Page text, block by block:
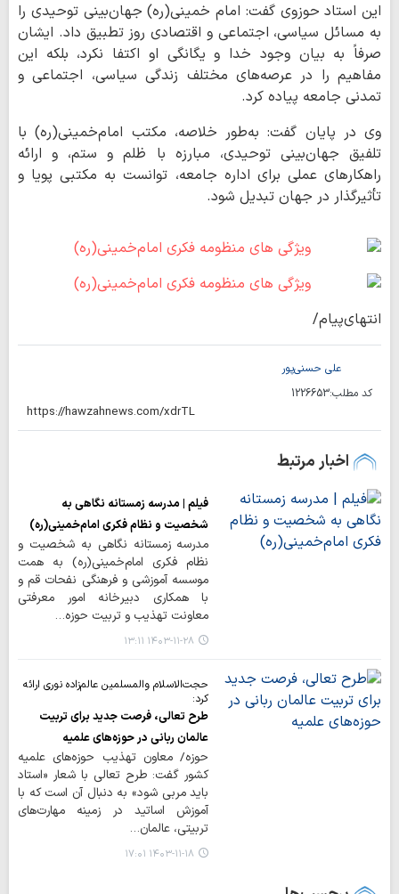
این استاد حوزوی گفت: امام خمینی(ره) جهان‌بینی توحیدی را
به مسائل سیاسی، اجتماعی و اقتصادی روز تطبیق داد. ایشان
صرفاً به بیان وجود خدا و یگانگی او اکتفا نکرد، بلکه این
مفاهیم را در عرصه‌های مختلف زندگی سیاسی، اجتماعی و
تمدنی جامعه پیاده کرد.
وی در پایان گفت: به‌طور خلاصه، مکتب امام‌خمینی(ره) با
تلفیق جهان‌بینی توحیدی، مبارزه با ظلم و ستم، و ارائه
راهکارهای عملی برای اداره جامعه، توانست به مکتبی پویا و
تأثیرگذار در جهان تبدیل شود.
انتهای‌پیام/
علی حسنی‌پور
کد مطلب:1226653
اخبار مرتبط
فیلم | مدرسه زمستانه نگاهی به
شخصیت و نظام فکری امام‌خمینی(ره)
مدرسه زمستانه نگاهی به شخصیت و
نظام فکری امام‌خمینی(ره) به همت
موسسه آموزشی و فرهنگی نفحات قم و
با همکاری دبیرخانه امور معرفتی
معاونت تهذیب و تربیت حوزه…
۱۴۰۳-۱۱-۲۸ ۱۳:۱۱
حجت‌الاسلام والمسلمین عالم‌زاده نوری ارائه
کرد:
طرح تعالی، فرصت جدید برای تربیت
عالمان ربانی در حوزه‌های علمیه
حوزه/ معاون تهذیب حوزه‌های علمیه
کشور گفت: طرح تعالی با شعار «استاد
باید مربی شود» به دنبال آن است که با
آموزش اساتید در زمینه مهارت‌های
تربیتی، عالمان…
۱۴۰۳-۱۱-۱۸ ۱۷:۰۱